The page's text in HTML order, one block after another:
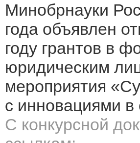
Минобрнауки
года объявлен
году грантов в
юридическим
мероприятия
с инновациями в
С конкурсной